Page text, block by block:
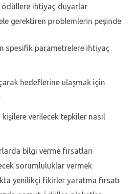
ihtiyaç duyarlar
gerektiren problemlerin peşinde
spesifik parametrelere ihtiyaç
hedeflerine ulaşmak için
verilecek tepkiler nasıl
bilgi verme fırsatları
sorumluluklar vermek
yenilikçi fikirler yaratma fırsatı